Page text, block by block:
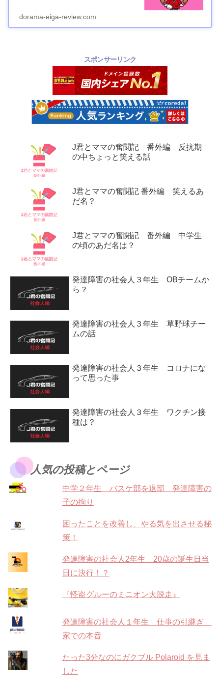
dorama-eiga-review.com
スポンサーリンク
J君とママの奮闘記 番外編 反抗期
の中ちょっと笑える話
J君とママの奮闘記 番外編 笑えるあ
だ名？
J君とママの奮闘記 番外編 中学生
の頃のあだ名は？
発達障害の社会人３年生 OBチームか
ら？
発達障害の社会人３年生 草野球チー
ムの話
発達障害の社会人３年生 コロナにな
って思った事
発達障害の社会人３年生 ワクチン接
種は？
人気の投稿とページ
中学２年生 バスケ部を退部 発達障害の
子の拘り
困ったことを改善し、やる気を出させる秘
策！
発達障害の社会人2年生 20歳の誕生日当
日に決行！？
『怪盗グルーのミニオン大脱走』
発達障害の社会人１年生 仕事の引継ぎ
家での本音
たった3分なのにガクブル Polaroid を見ま
した